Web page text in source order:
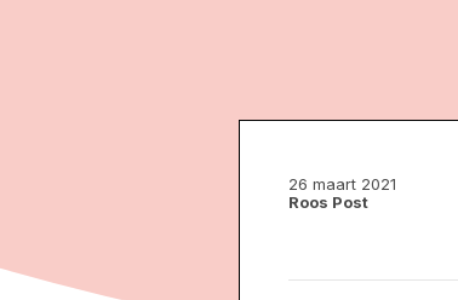
26 maart 2021
Roos Post